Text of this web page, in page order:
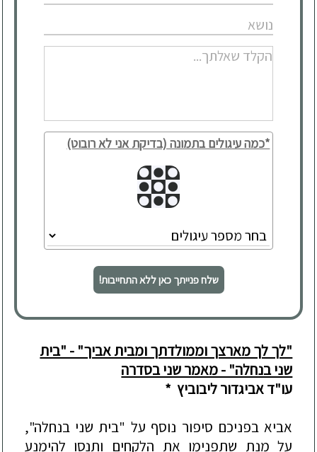
*כמה עיגולים בתמונה (בדיקת אני לא רובוט)
שלח פנייתך כאן ללא התחייבות!
"לך לך מארצך וממולדתך ומבית אביך" - "בית
שני בנחלה" - מאמר שני בסדרה
עו"ד אביגדור ליבוביץ *
אביא בפניכם סיפור נוסף על "בית שני בנחלה",
על מנת שתפנימו את הלקחים ותנסו להימנע